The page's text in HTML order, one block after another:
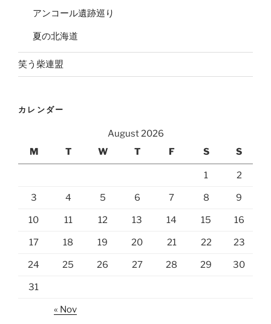
アンコール遺跡巡り
夏の北海道
笑う柴連盟
カレンダー
August 2026
M
T W T F S S
1 2
3 4 5 6 7 8 9
10 11 12 13 14 15 16
17 18 19 20 21 22 23
24 25 26 27 28 29 30
31
« Nov